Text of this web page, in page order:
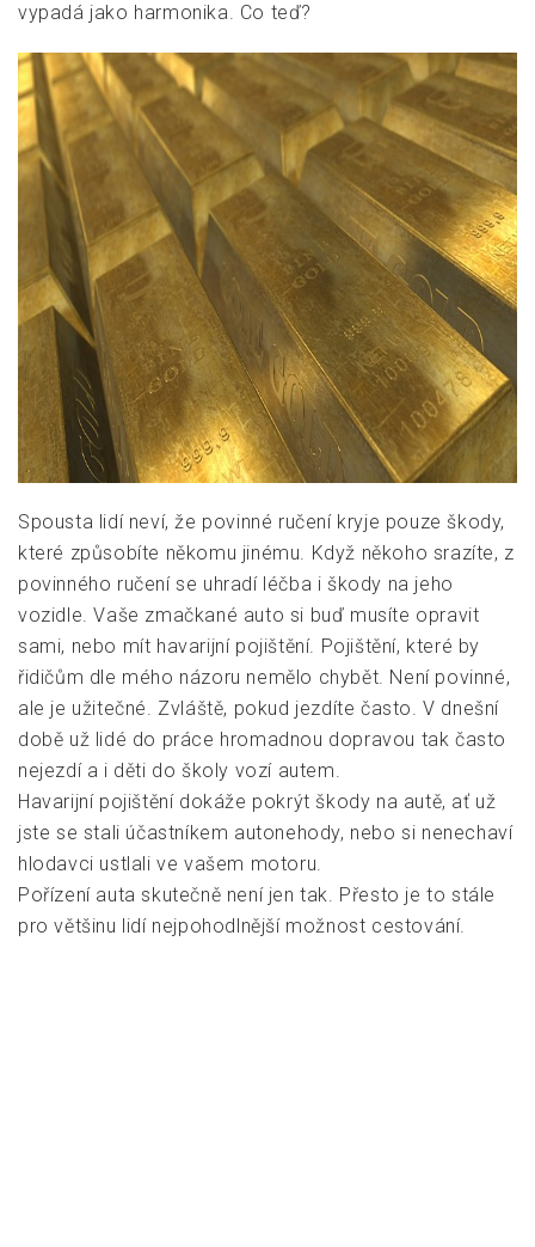
vypadá jako harmonika. Co teď?
Spousta lidí neví, že povinné ručení kryje pouze škody,
které způsobíte někomu jinému. Když někoho srazíte, z
povinného ručení se uhradí léčba i škody na jeho
vozidle. Vaše zmačkané auto si buď musíte opravit
sami, nebo mít havarijní pojištění. Pojištění, které by
řidičům dle mého názoru nemělo chybět. Není povinné,
ale je užitečné. Zvláště, pokud jezdíte často. V dnešní
době už lidé do práce hromadnou dopravou tak často
nejezdí a i děti do školy vozí autem.
Havarijní pojištění dokáže pokrýt škody na autě, ať už
jste se stali účastníkem autonehody, nebo si nenechaví
hlodavci ustlali ve vašem motoru.
Pořízení auta skutečně není jen tak. Přesto je to stále
pro většinu lidí nejpohodlnější možnost cestování.